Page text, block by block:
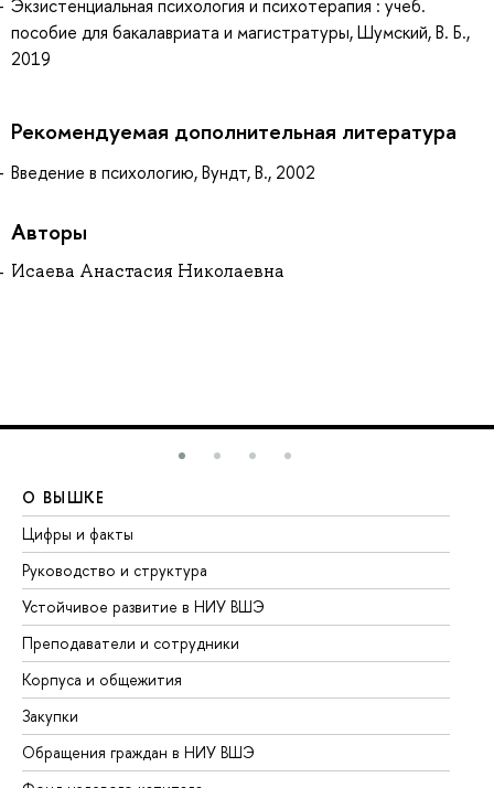
Экзистенциальная психология и психотерапия : учеб.
пособие для бакалавриата и магистратуры, Шумский, В. Б.,
2019
Рекомендуемая дополнительная литература
Введение в психологию, Вундт, В., 2002
Авторы
Исаева Анастасия Николаевна
О ВЫШКЕ
Цифры и факты
Руководство и структура
Устойчивое развитие в НИУ ВШЭ
Преподаватели и сотрудники
Корпуса и общежития
Закупки
Обращения граждан в НИУ ВШЭ